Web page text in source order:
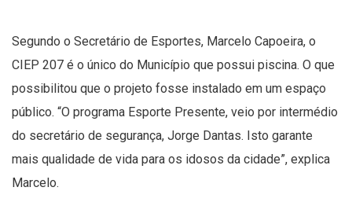
Segundo o Secretário de Esportes, Marcelo Capoeira, o
CIEP 207 é o único do Município que possui piscina. O que
possibilitou que o projeto fosse instalado em um espaço
público. “O programa Esporte Presente, veio por intermédio
do secretário de segurança, Jorge Dantas. Isto garante
mais qualidade de vida para os idosos da cidade”, explica
Marcelo.